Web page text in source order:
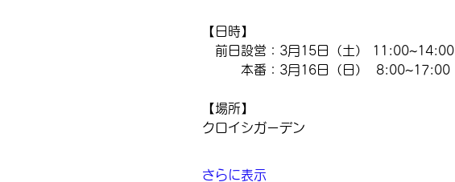
【日時】
前日設営：3月15日（土） 11:00~14:00
本番：3月16日（日）  8:00~17:00
【場所】
クロイシガーデン
さらに表示